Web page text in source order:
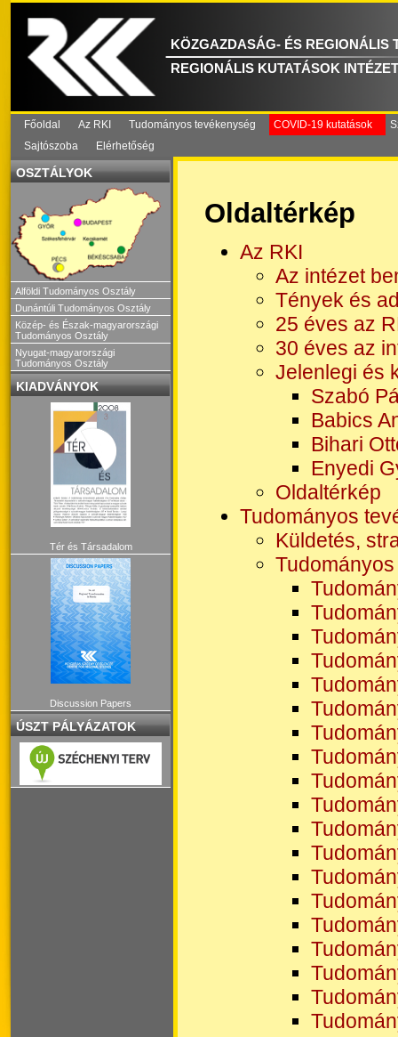
KÖZGAZDASÁG- ÉS REGIONÁLIS
REGIONÁLIS KUTATÁSOK
Főoldal Az RKI Tudományos tevékenység COVID-19 kutatások
Sajtószoba
Elérhetőség
OSZTÁLYOK
Alföldi Tudományos Osztály
Dunántúli Tudományos Osztály
Közép- és Észak-magyarországi
Tudományos Osztály
Nyugat-magyarországi
Tudományos Osztály
KIADVÁNYOK
Tér és Társadalom
Discussion Papers
ÚSZT PÁLYÁZATOK
Oldaltérkép
Az RKI
Az intézet
Tények és
25 éves az
30 éves az
Jelenlegi és
Szabó
Babics
Bihari
Enyedi
Oldaltérkép
Tudományos
Küldetés,